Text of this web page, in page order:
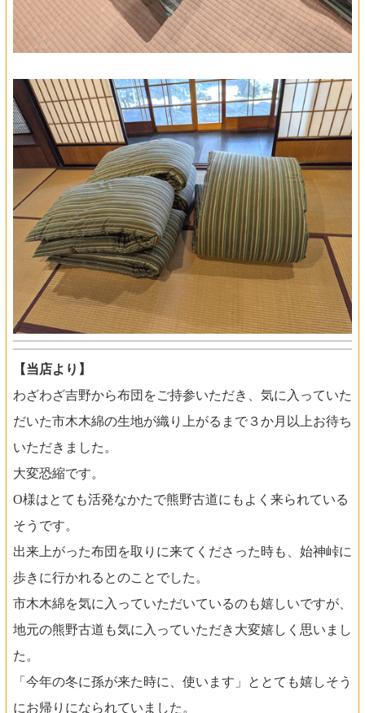
【当店より】
わざわざ吉野から布団をご持参いただき、気に入っていた
だいた市木木綿の生地が織り上がるまで３か月以上お待ち
いただきました。
大変恐縮です。
O様はとても活発なかたで熊野古道にもよく来られている
そうです。
出来上がった布団を取りに来てくださった時も、始神峠に
歩きに行かれるとのことでした。
市木木綿を気に入っていただいているのも嬉しいですが、
地元の熊野古道も気に入っていただき大変嬉しく思いまし
た。
「今年の冬に孫が来た時に、使います」ととても嬉しそう
にお帰りになられていました。